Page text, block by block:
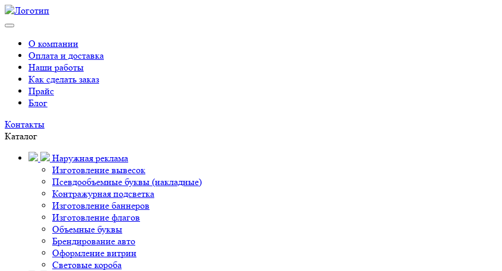
О компании
Оплата и доставка
Наши работы
Как сделать заказ
Прайс
Блог
Контакты
Каталог
Наружная реклама
Изготовление вывесок
Псевдообъемные буквы (накладные)
Контражурная подсветка
Изготовление баннеров
Изготовление флагов
Объемные буквы
Брендирование авто
Оформление витрин
Световые короба